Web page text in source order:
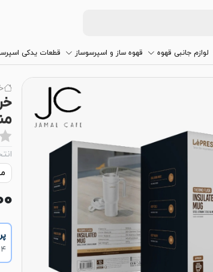
لوازم جانبی قهوه قهوه ساز و اسپرسوساز قطعات یدکی
۴ قسط بدون کارمزد، ماهانه ۹۴۲٬۵۰۰ تومان